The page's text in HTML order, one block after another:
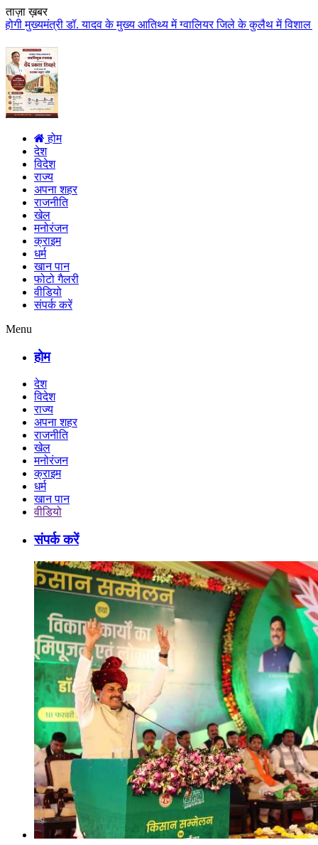
ताज़ा ख़बर
मुख्य आतिथ्य में ग्वालियर जिले के कुलैथ में विशाल किसान सम्मेलन
होम
देश
विदेश
राज्य
अपना शहर
राजनीति
खेल
मनोरंजन
क्राइम
धर्म
खान पान
फोटो गैलरी
वीडियो
संपर्क करें
Menu
होम
देश
विदेश
राज्य
अपना शहर
राजनीति
खेल
मनोरंजन
क्राइम
धर्म
खान पान
वीडियो
संपर्क करें